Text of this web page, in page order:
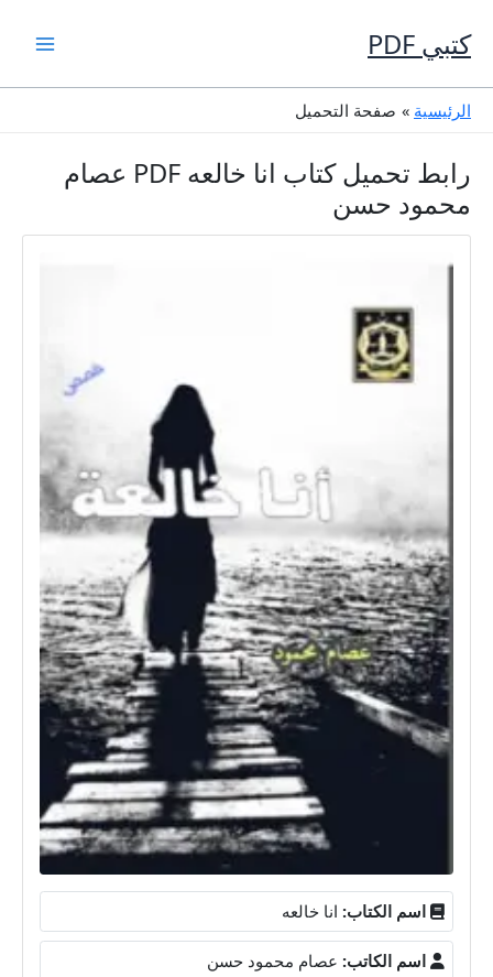
إلى
المحتوى
كتبي PDF
الرئيسية صفحة التحميل
رابط تحميل كتاب انا خالعه PDF عصام
محمود حسن
اسم الكتاب: انا خالعه
اسم الكاتب: عصام محمود حسن